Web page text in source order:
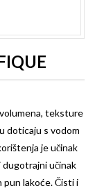
teksture
doticaju s vodom
je učinak
učinak
lakoće. Čisti i